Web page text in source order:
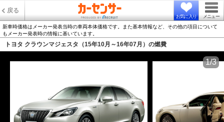
戻る
お気に入り メニュー
新車時価格はメーカー発表当時の車両本体価格です。また基本情報など、その他の項目について
もメーカー発表時の情報に基いています。
トヨタ クラウンマジェスタ（15年10月～16年07月）の燃費
1/3